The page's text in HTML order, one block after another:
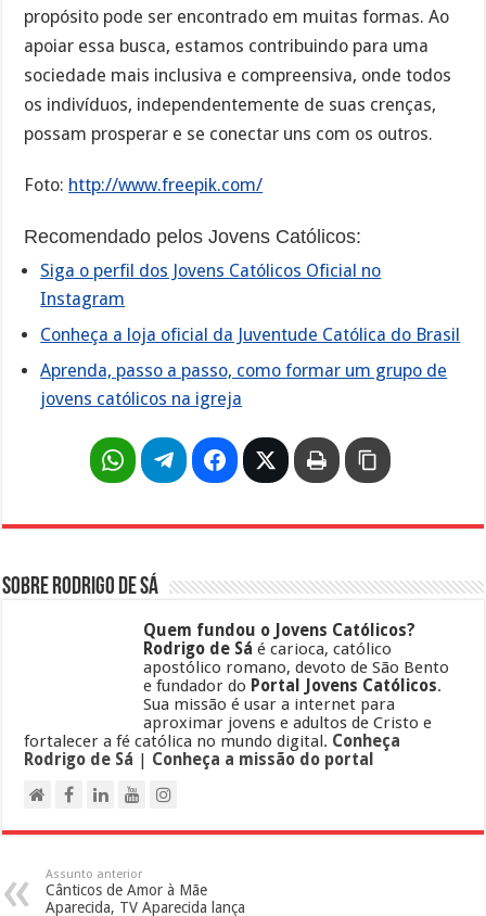
propósito pode ser encontrado em muitas formas. Ao
apoiar essa busca, estamos contribuindo para uma
sociedade mais inclusiva e compreensiva, onde todos
os indivíduos, independentemente de suas crenças,
possam prosperar e se conectar uns com os outros.
Foto: http://www.freepik.com/
Recomendado pelos Jovens Católicos:
Siga o perfil dos Jovens Católicos Oficial no
Instagram
Conheça a loja oficial da Juventude Católica do Brasil
Aprenda, passo a passo, como formar um grupo de
jovens católicos na igreja
Sobre Rodrigo de Sá
Quem fundou o Jovens Católicos?
Rodrigo de Sá é carioca, católico
apostólico romano, devoto de São Bento
e fundador do Portal Jovens Católicos.
Sua missão é usar a internet para
aproximar jovens e adultos de Cristo e
fortalecer a fé católica no mundo digital. Conheça
Rodrigo de Sá | Conheça a missão do portal
Assunto anterior
Cânticos de Amor à Mãe
Aparecida, TV Aparecida lança